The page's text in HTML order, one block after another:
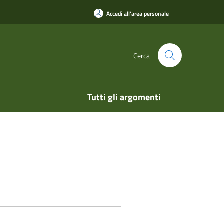
Accedi all'area personale
Cerca
Tutti gli argomenti